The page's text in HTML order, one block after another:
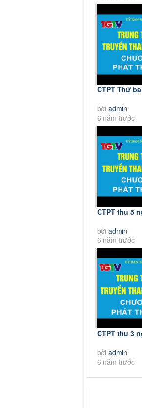
CTPT Thứ
bởi admin
6 năm trước
CTPT thu 5
bởi admin
6 năm trước
CTPT thu 3
bởi admin
6 năm trước